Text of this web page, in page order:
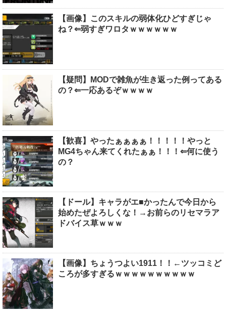
【画像】このスキルの弱体化ひどすぎじゃ
ね？⇐弱すぎワロタｗｗｗｗｗｗ
【疑問】MODで雑魚が生き返った例ってある
の？⇐一応あるぞｗｗｗｗ
【歓喜】やったぁぁぁぁ！！！！！やっと
MG4ちゃん来てくれたぁぁ！！！⇐何に使う
の？
【ドール】キャラがエ■かったんで今日から
始めたぜよろしくな！→お前らのリセマラア
ドバイス草ｗｗｗ
【画像】ちょうつよい1911！！←ツッコミど
ころが多すぎるｗｗｗｗｗｗｗｗｗｗ